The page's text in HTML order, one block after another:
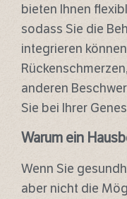
bieten Ihnen
sodass Sie die
integrieren
anderen
Sie bei Ihrer
Warum ein
Wenn Sie
aber nicht die